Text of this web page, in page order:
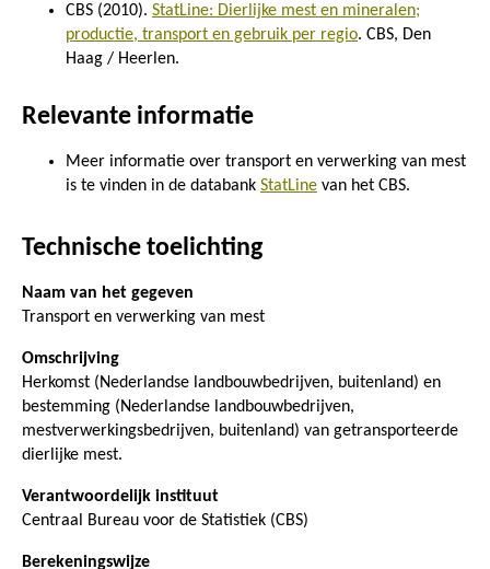
CBS (2010). StatLine: Dierlijke mest en mineralen;
productie, transport en gebruik per regio. CBS, Den
Haag / Heerlen.
Relevante informatie
Meer informatie over transport en verwerking van mest
is te vinden in de databank StatLine van het CBS.
Technische toelichting
Naam van het gegeven
Transport en verwerking van mest
Omschrijving
Herkomst (Nederlandse landbouwbedrijven, buitenland) en
bestemming (Nederlandse landbouwbedrijven,
mestverwerkingsbedrijven, buitenland) van getransporteerde
dierlijke mest.
Verantwoordelijk instituut
Centraal Bureau voor de Statistiek (CBS)
Berekeningswijze